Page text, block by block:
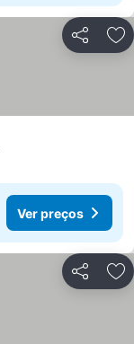
Partilhar
Ver preços
Partilhar